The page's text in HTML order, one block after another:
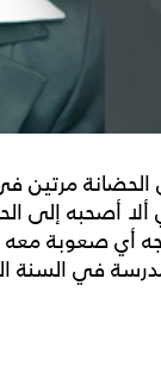
مرتين
أصحبه إلى
أي صعوبة
في السنة